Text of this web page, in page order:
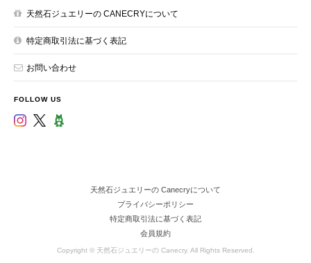
天然石ジュエリーの CANECRYについて
特定商取引法に基づく表記
お問い合わせ
FOLLOW US
天然石ジュエリーの Canecryについて
プライバシーポリシー
特定商取引法に基づく表記
会員規約
Copyright © 天然石ジュエリーの Canecry. All Rights Reserved.